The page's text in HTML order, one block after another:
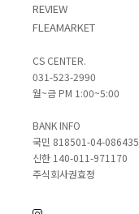
REVIEW
FLEAMARKET
CS CENTER.
031-523-2990
월~금 PM 1:00~5:00
BANK INFO
국민 818501-04-086435
신한 140-011-971170
주식회사권효정